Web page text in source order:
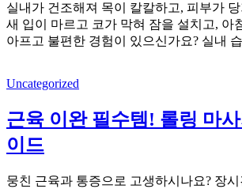
실내가 건조해져 목이 칼칼하고, 피부가
새 입이 마르고 코가 막혀 잠을 설치고, 아
아프고 불편한 경험이 있으신가요? 실내
Uncategorized
근육 이완 필수템! 롤링 마
이드
뭉친 근육과 통증으로 고생하시나요? 장